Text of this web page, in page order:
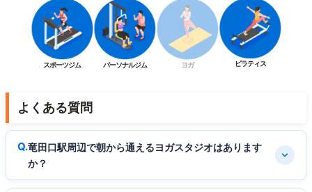
スポーツジム パーソナルジム ヨガ ピラティス
よくある質問
竜田口駅周辺で朝から通えるヨガスタジオはあります
か？